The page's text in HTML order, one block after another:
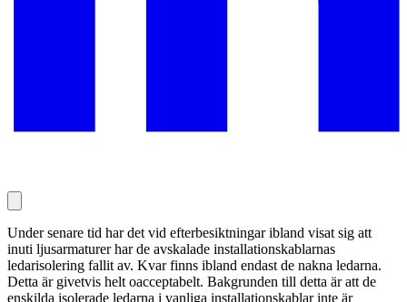
Under senare tid har det vid efterbesiktningar ibland visat sig att
inuti ljusarmaturer har de avskalade installationskablarnas
ledarisolering fallit av. Kvar finns ibland endast de nakna ledarna.
Detta är givetvis helt oacceptabelt. Bakgrunden till detta är att de
enskilda isolerade ledarna i vanliga installationskablar inte är